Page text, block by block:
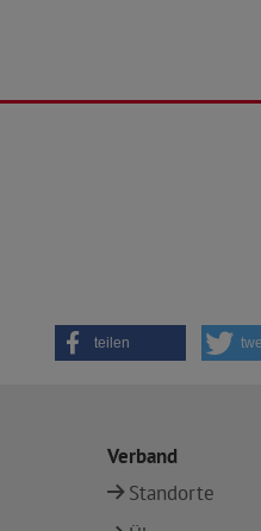
teilen
Verband
Standorte